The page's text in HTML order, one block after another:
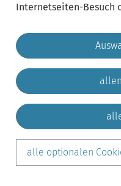
Gemeinde
Internetseiten-Besuch
allen
alle optionalen